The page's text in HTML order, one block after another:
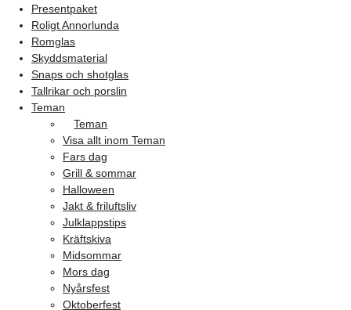
Presentpaket
Roligt Annorlunda
Romglas
Skyddsmaterial
Snaps och shotglas
Tallrikar och porslin
Teman
Teman
Visa allt inom Teman
Fars dag
Grill & sommar
Halloween
Jakt & friluftsliv
Julklappstips
Kräftskiva
Midsommar
Mors dag
Nyårsfest
Oktoberfest